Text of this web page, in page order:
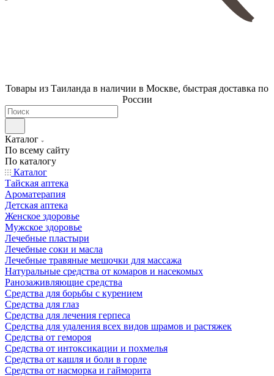
Товары из Таиланда в наличии в Москве, быстрая доставка по
России
Каталог
По всему сайту
По каталогу
Каталог
Тайская аптека
Ароматерапия
Детская аптека
Женское здоровье
Мужское здоровье
Лечебные пластыри
Лечебные соки и масла
Лечебные травяные мешочки для массажа
Натуральные средства от комаров и насекомых
Ранозаживляющие средства
Средства для борьбы с курением
Средства для глаз
Средства для лечения герпеса
Средства для удаления всех видов шрамов и растяжек
Средства от гемороя
Средства от интоксикации и похмелья
Средства от кашля и боли в горле
Средства от насморка и гайморита